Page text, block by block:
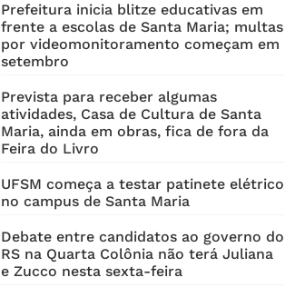
Prefeitura inicia blitze educativas em
frente a escolas de Santa Maria; multas
por videomonitoramento começam em
setembro
Prevista para receber algumas
atividades, Casa de Cultura de Santa
Maria, ainda em obras, fica de fora da
Feira do Livro
UFSM começa a testar patinete elétrico
no campus de Santa Maria
Debate entre candidatos ao governo do
RS na Quarta Colônia não terá Juliana
e Zucco nesta sexta-feira